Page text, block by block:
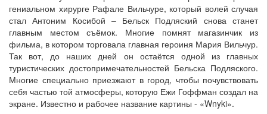
гениальном хирурге Рафале Вильчуре, который волей случая
стал Антоним Косибой – Бельск Подляский снова станет
главным местом съёмок. Многие помнят магазинчик из
фильма, в котором торговала главная героиня Мария Вильчур.
Так вот, до наших дней он остаётся одной из главных
туристических достопримечательностей Бельска Подляского.
Многие специально приезжают в город, чтобы почувствовать
себя частью той атмосферы, которую Ежи Гоффман создал на
экране. Известно и рабочее название картины - «Wnyki».